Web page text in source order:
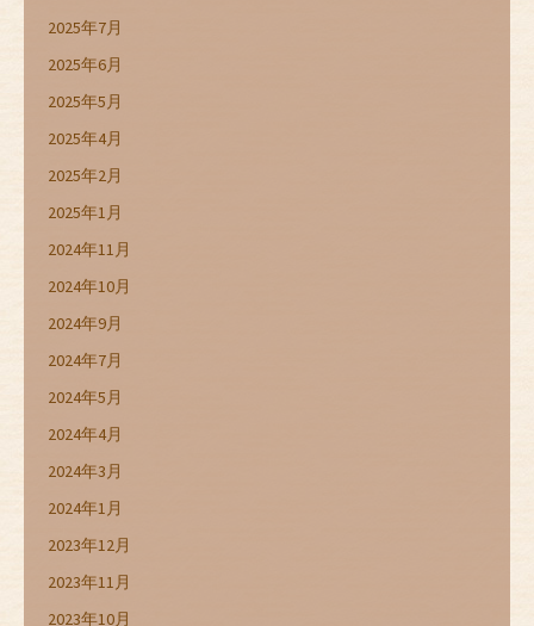
2025年7月
2025年6月
2025年5月
2025年4月
2025年2月
2025年1月
2024年11月
2024年10月
2024年9月
2024年7月
2024年5月
2024年4月
2024年3月
2024年1月
2023年12月
2023年11月
2023年10月